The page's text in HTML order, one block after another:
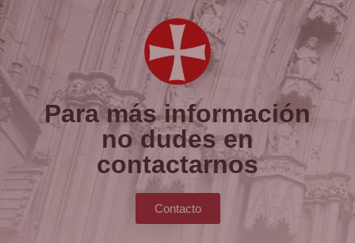
Para más información
no dudes en
contactarnos
Contacto